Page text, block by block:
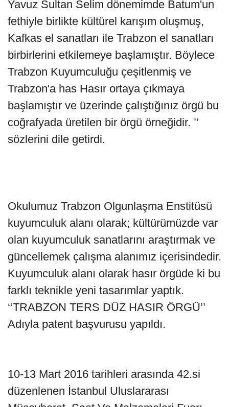
Yavuz Sultan Selim dönemimde Batum'un
fethiyle birlikte kültürel karışım oluşmuş,
Kafkas el sanatları ile Trabzon el sanatları
birbirlerini etkilemeye başlamıştır. Böylece
Trabzon Kuyumculuğu çeşitlenmiş ve
Trabzon'a has Hasır ortaya çıkmaya
başlamıştır ve üzerinde çalıştığınız örgü bu
coğrafyada üretilen bir örgü örneğidir. ’’
sözlerini dile getirdi.
Okulumuz Trabzon Olgunlaşma Enstitüsü
kuyumculuk alanı olarak; kültürümüzde var
olan kuyumculuk sanatlarını araştırmak ve
güncellemek çalışma alanımız içerisindedir.
Kuyumculuk alanı olarak hasır örgüde ki bu
farklı teknikle yeni tasarımlar yaptık.
‘‘TRABZON TERS DÜZ HASIR ÖRGÜ’’
Adıyla patent başvurusu yapıldı.
10-13 Mart 2016 tarihleri arasında 42.si
düzenlenen İstanbul Uluslararası